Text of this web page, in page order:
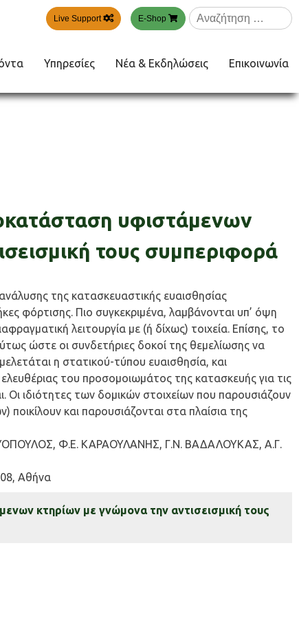
Live Support E-Shop
Αναζήτηση
για:
Υπηρεσίες Νέα & Εκδηλώσεις Επικοινωνία
υφιστάμενων
τους συμπεριφορά
της κατασκευαστικής ευαισθησίας
φόρτισης. Πιο συγκεκριμένα, λαμβάνονται υπ’ όψη
λειτουργία με (ή δίχως) τοιχεία. Επίσης, το
ώστε οι συνδετήριες δοκοί της θεμελίωσης να
η στατικού-τύπου ευαισθησία, και
του προσομοιωμάτος της κατασκευής για τις
Οι ιδιότητες των δομικών στοιχείων που παρουσιάζουν
και παρουσιάζονται στα πλαίσια της
Φ.Ε. ΚΑΡΑΟΥΛΑΝΗΣ, Γ.Ν. ΒΑΔΑΛΟΥΚΑΣ, Α.Γ.
Αθήνα
κτηρίων με γνώμονα την αντισεισμική τους